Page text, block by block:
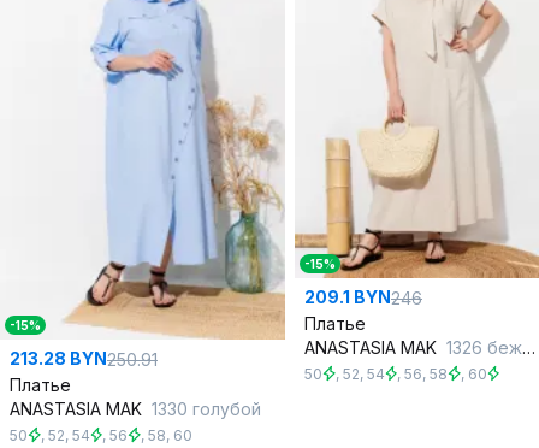
-15%
213.28 BYN250.91
Платье
ANASTASIA MAK 1330 голубой
50 , 52, 54 , 56 , 58, 60
-15%
209.1 BYN246
Платье
ANASTASIA MAK 1326 бежевый
50 , 52, 54 , 56, 58 , 60